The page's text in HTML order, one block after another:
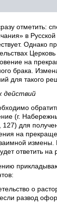
отметить:
в
Однако
на
брака.
для такого
действий
(г.
127) для
на
измены.
ответить на
о
развод